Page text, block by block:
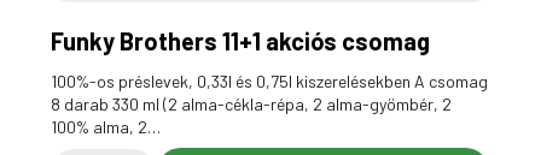
Funky Brothers 11+1 akciós csomag
100%-os préslevek, 0,33l és 0,75l kiszerelésekben A csomag
8 darab 330 ml (2 alma-cékla-répa, 2 alma-gyömbér, 2
100% alma, 2…